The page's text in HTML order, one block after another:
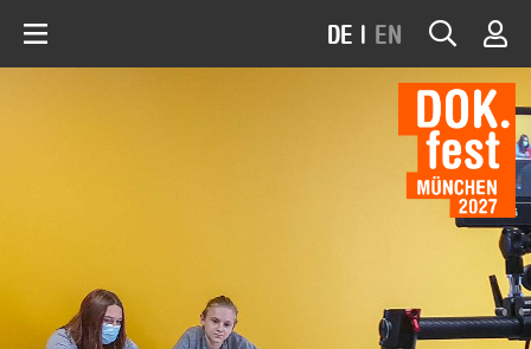
DE | EN